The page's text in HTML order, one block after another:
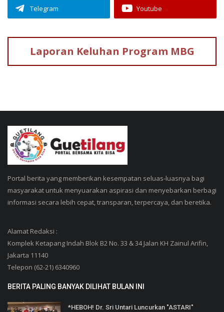
Telegram Youtube
Laporan Keluhan Program MBG
Portal berita yang memberikan kesempatan seluas-luasnya bagi
masyarakat untuk menyuarakan aspirasi dan menyebarkan berbagi
informasi secara lebih cepat, transparan, terpercaya, dan beretika.
Alamat Redaksi :
Komplek Ketapang Indah Blok B2 No. 33 & 34 Jalan KH Zainul Arifin,
Jakarta 11140
Telepon (62-21) 6340960
BERITA PALING BANYAK DILIHAT BULAN INI
*HEBOH! Dr. Sri Untari Luncurkan "ASTARI"